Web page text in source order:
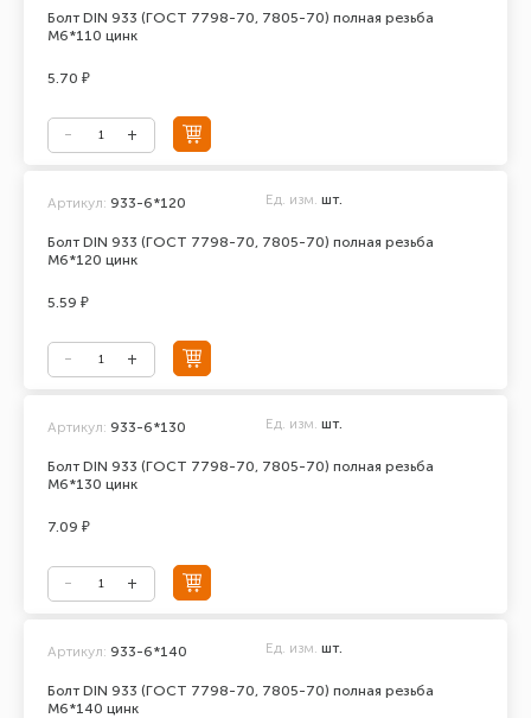
Болт DIN 933 (ГОСТ 7798-70, 7805-70) полная резьба
М6*110 цинк
5.70 ₽
Болт DIN 933 (ГОСТ 7798-70, 7805-70) полная резьба
М6*120 цинк
Артикул: 933-6*120 Ед. изм. шт.
5.59 ₽
Болт DIN 933 (ГОСТ 7798-70, 7805-70) полная резьба
М6*130 цинк
Артикул: 933-6*130 Ед. изм. шт.
7.09 ₽
Болт DIN 933 (ГОСТ 7798-70, 7805-70) полная резьба
М6*140 цинк
Артикул: 933-6*140 Ед. изм. шт.